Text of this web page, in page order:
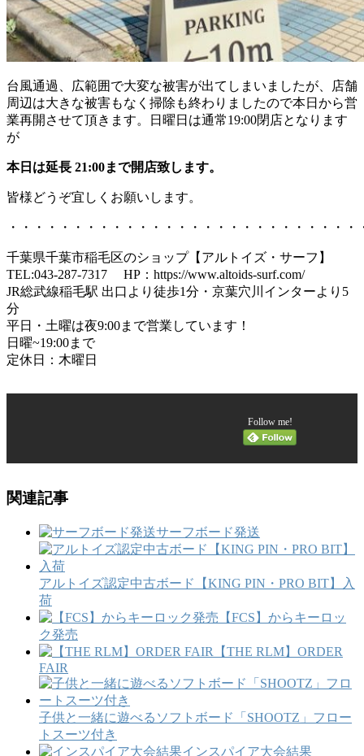
台風通過、広範囲で大変な被害が出てしまいましたが、店舗
周辺は大きな被害もなく掃除も終わりましたので本日から営
業再開させて頂きます。日曜日は通常19:00閉店となります
が
本日は延長 21:00まで開店致します。
皆様どうぞ宜しくお願いします。
・・・・・・・・・・・・・・・・・・・・・・・・・・
千葉県千葉市稲毛区のショップ【アルトイズ・サーフ】
TEL:043-287-7317 HP：https://www.altoids-surf.com/
JR総武線稲毛駅 出口より徒歩1分・京葉穴川インターより5
分
平日・土曜は夜9:00まで営業しています！
日曜~19:00まで
定休日：木曜日
Follow me!
関連記事
サーフボード発送
アルトイズ認定中古ボード【KING PIN・PRO BIT】入
荷
【FCS】からキーロッ
ク発売
【THE RLM】ORDER
FAIR
子供と一緒に遊べるソフトボード「SHOOTZ」フロー
トスーツ付き
インスパイア大会結果